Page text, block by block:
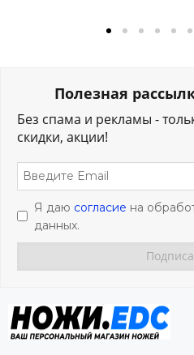
Полезная
Без спама и рекламы -
скидки, акции!
Я даю согласие на
данных.